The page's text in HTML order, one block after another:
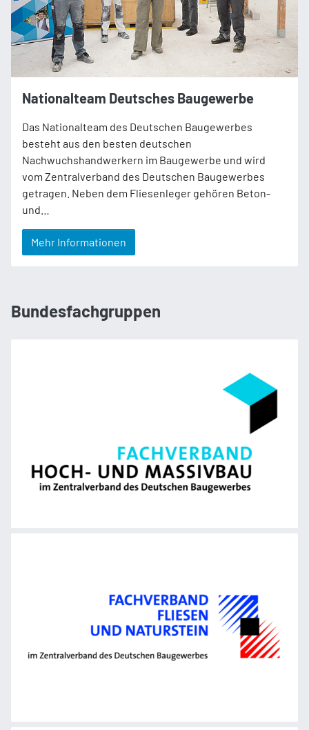
Nationalteam Deutsches Baugewerbe
Das Nationalteam des Deutschen Baugewerbes
besteht aus den besten deutschen
Nachwuchshandwerkern im Baugewerbe und wird
vom Zentralverband des Deutschen Baugewerbes
getragen. Neben dem Fliesenleger gehören Beton-
und…
Mehr Informationen
Bundesfachgruppen